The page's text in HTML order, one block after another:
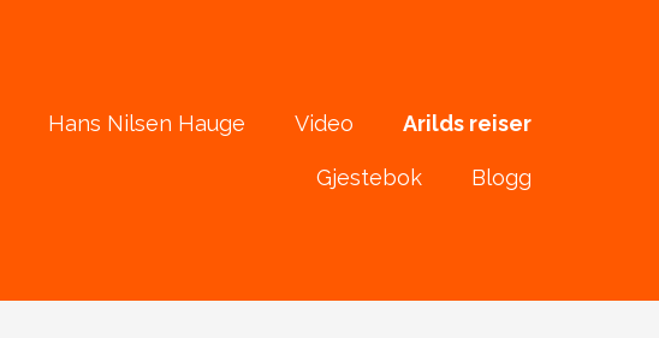
Hans Nilsen Hauge Video Arilds reiser
Gjestebok Blogg